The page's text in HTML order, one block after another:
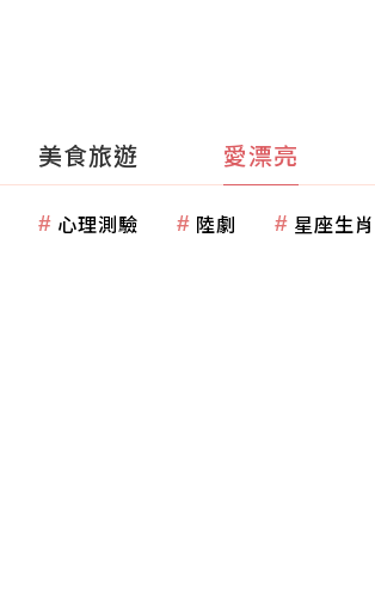
美食旅遊 愛漂亮
心理測驗 陸劇 星座生肖